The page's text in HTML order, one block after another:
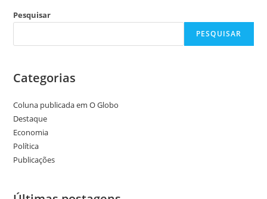
Pesquisar
PESQUISAR
Categorias
Coluna publicada em O Globo
Destaque
Economia
Política
Publicações